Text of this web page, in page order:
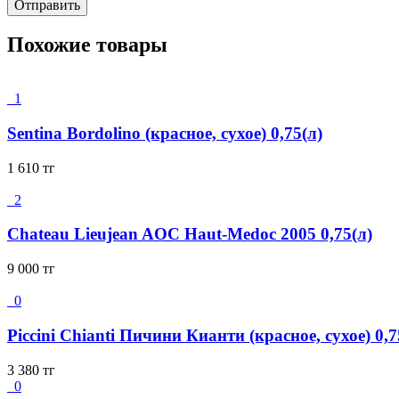
Похожие товары
1
Sentina Bordolino (красное, сухое) 0,75(л)
1 610 тг
2
Chateau Lieujean AOC Haut-Medoc 2005 0,75(л)
9 000 тг
0
Piccini Chianti Пичини Кианти (красное, сухое)
3 380 тг
0